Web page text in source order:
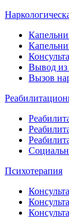
Вывод из
Вызов
Психотерапия